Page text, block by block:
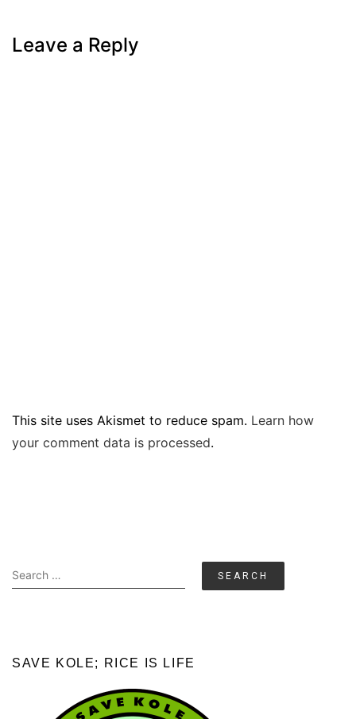
Leave a Reply
This site uses Akismet to reduce spam. Learn how
your comment data is processed.
Search
for:
SAVE KOLE; RICE IS LIFE